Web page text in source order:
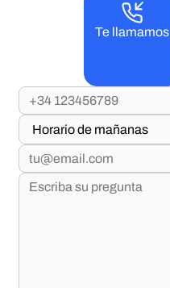
Te llamamos